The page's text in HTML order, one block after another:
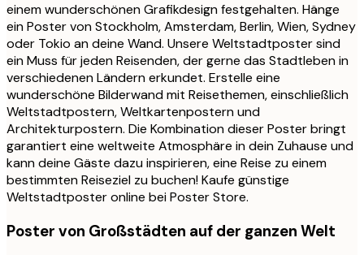
einem wunderschönen Grafikdesign festgehalten. Hänge
ein Poster von Stockholm, Amsterdam, Berlin, Wien, Sydney
oder Tokio an deine Wand. Unsere Weltstadtposter sind
ein Muss für jeden Reisenden, der gerne das Stadtleben in
verschiedenen Ländern erkundet. Erstelle eine
wunderschöne Bilderwand mit Reisethemen, einschließlich
Weltstadtpostern, Weltkartenpostern und
Architekturpostern. Die Kombination dieser Poster bringt
garantiert eine weltweite Atmosphäre in dein Zuhause und
kann deine Gäste dazu inspirieren, eine Reise zu einem
bestimmten Reiseziel zu buchen! Kaufe günstige
Weltstadtposter online bei Poster Store.
Poster von Großstädten auf der ganzen Welt